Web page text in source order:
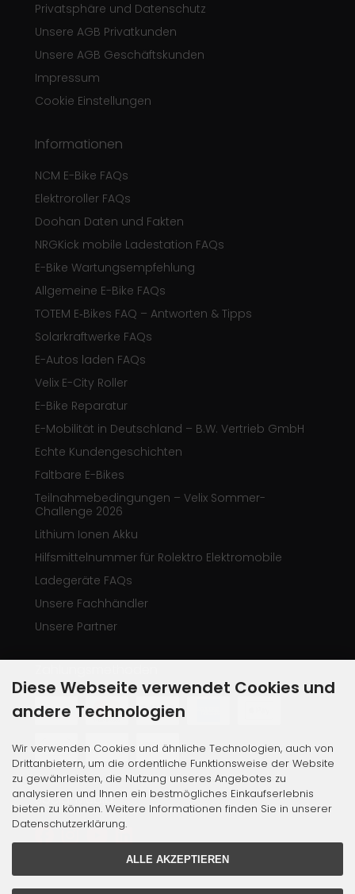
Privatsphäre und Datenschutz
Unsere AGB Privatkunden
Unsere AGB Geschäftskunden
Impressum
Cookie Einstellungen
Informationen
NCM E-Bike FAQs
Elektroroller FAQs
Doohan Daten und Fakten
NRGKick mobile Ladestation FAQs
E-Bike Wartungsempfehlung
Allgemeine E-Bike FAQs
TOTEM E‑Bikes FAQ – Antworten & Tipps
Solarkraftwerke FAQs
E-Autos laden FAQs
Velix E-City Roller
E-Bike Reparatur
E-Mobilität in Deutschland – B.W. Vertrieb GmbH
Echte Kundengeschichten
Faltbare E-Bikes
Teilnahmebedingungen – Velix Sommer-
Challenge 2026
Lithium Ionen Akku
Hilfsmittelnummer für Rolektro Elektromobile
Ladegeräte FAQs
Unsere Fachhändler
Unsere Partner
Social Media
Diese Webseite verwendet Cookies und
andere Technologien
Wir verwenden Cookies und ähnliche Technologien, auch von
Drittanbietern, um die ordentliche Funktionsweise der Website
zu gewährleisten, die Nutzung unseres Angebotes zu
analysieren und Ihnen ein bestmögliches Einkaufserlebnis
bieten zu können. Weitere Informationen finden Sie in unserer
Datenschutzerklärung.
ALLE AKZEPTIEREN